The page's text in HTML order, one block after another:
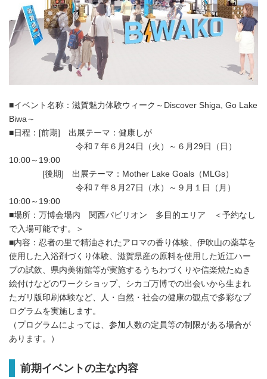
■イベント名称：滋賀魅力体験ウィーク～Discover Shiga, Go Lake
Biwa～
■日程：[前期] 出展テーマ：健康しが
令和７年６月24日（火）～６月29日（日）
10:00～19:00
[後期] 出展テーマ：Mother Lake Goals（MLGs）
令和７年８月27日（水）～９月１日（月）
10:00～19:00
■場所：万博会場内 関西パビリオン 多目的エリア ＜予約なし
で入場可能です。＞
■内容：忍者の里で精油されたアロマの香り体験、伊吹山の薬草を
使用した入浴剤づくり体験、滋賀県産の原料を使用した近江ハー
ブの試飲、県内美術館等が実施するうちわづくりや信楽焼たぬき
絵付けなどのワークショップ、シカゴ万博での出会いから生まれ
たガリ版印刷体験など、人・自然・社会の健康の観点で多彩なプ
ログラムを実施します。
（プログラムによっては、参加人数の定員等の制限がある場合が
あります。）
前期イベントの主な内容